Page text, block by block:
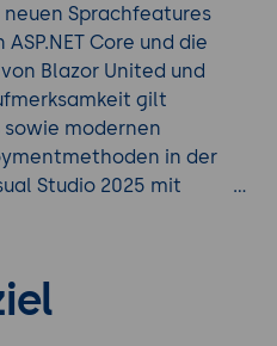
Sprachfeatures
Core und die
Blazor United und
gilt
sowie modernen
in der
Studio 2025 mit
Entwickler-Tools
mit welchen Tools Sie
wie Sie .NET 10